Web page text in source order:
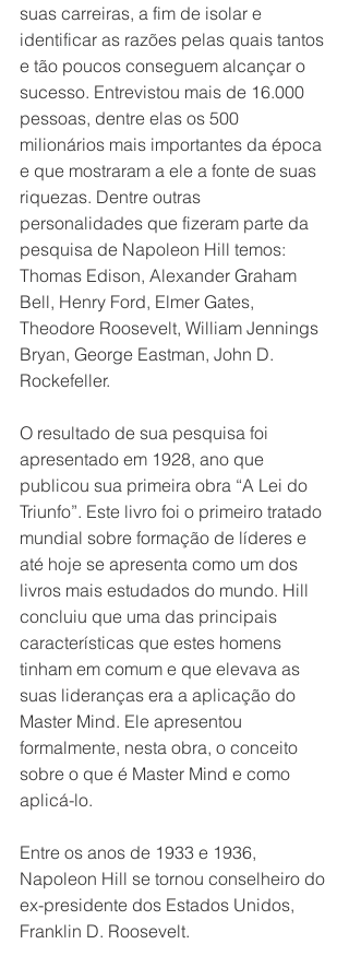
suas carreiras, a fim de isolar e
identificar as razões pelas quais tantos
e tão poucos conseguem alcançar o
sucesso. Entrevistou mais de 16.000
pessoas, dentre elas os 500
milionários mais importantes da época
e que mostraram a ele a fonte de suas
riquezas. Dentre outras
personalidades que fizeram parte da
pesquisa de Napoleon Hill temos:
Thomas Edison, Alexander Graham
Bell, Henry Ford, Elmer Gates,
Theodore Roosevelt, William Jennings
Bryan, George Eastman, John D.
Rockefeller.
O resultado de sua pesquisa foi
apresentado em 1928, ano que
publicou sua primeira obra “A Lei do
Triunfo”. Este livro foi o primeiro tratado
mundial sobre formação de líderes e
até hoje se apresenta como um dos
livros mais estudados do mundo. Hill
concluiu que uma das principais
características que estes homens
tinham em comum e que elevava as
suas lideranças era a aplicação do
Master Mind. Ele apresentou
formalmente, nesta obra, o conceito
sobre o que é Master Mind e como
aplicá-lo.
Entre os anos de 1933 e 1936,
Napoleon Hill se tornou conselheiro do
ex-presidente dos Estados Unidos,
Franklin D. Roosevelt.